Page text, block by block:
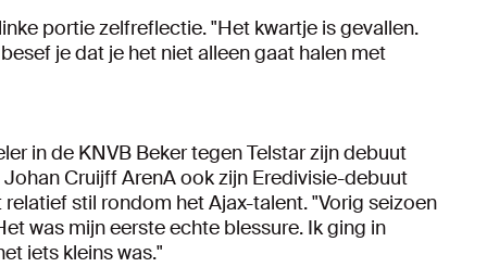
portie zelfreflectie. "Het kwartje is gevallen.
je dat je het niet alleen gaat halen met
in de KNVB Beker tegen Telstar zijn debuut
Cruijff ArenA ook zijn Eredivisie-debuut
stil rondom het Ajax-talent. "Vorig seizoen
was mijn eerste echte blessure. Ik ging in
iets kleins was."